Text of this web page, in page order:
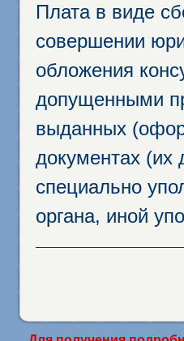
Плата в виде
совершении
обложения
допущенными
выданных
документах (их
специально
органа, иной